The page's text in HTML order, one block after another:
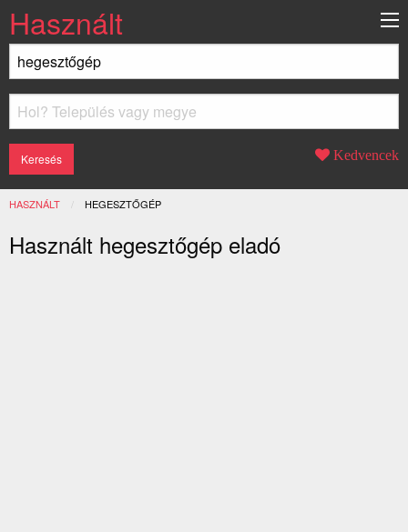
Használt
Kedvencek
HASZNÁLT JELENLEGI:
HEGESZTŐGÉP
Használt hegesztőgép eladó